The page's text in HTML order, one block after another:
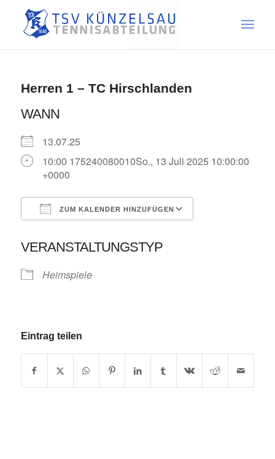
Herren 1 – TC Hirschlanden
WANN
13.07.25
10:00 175240080010So., 13 Juli 2025 10:00:00
+0000
ZUM KALENDER HINZUFÜGEN
VERANSTALTUNGSTYP
Heimspiele
Eintrag teilen